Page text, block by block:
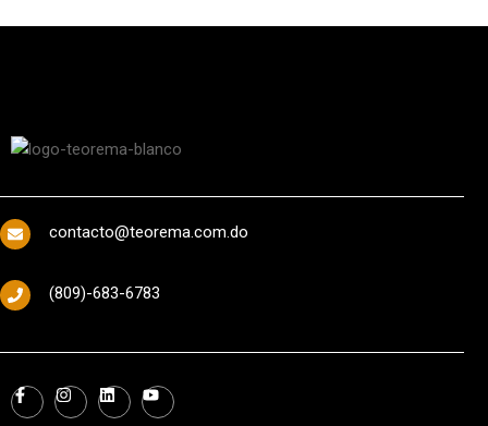
contacto@teorema.com.do
(809)-683-6783